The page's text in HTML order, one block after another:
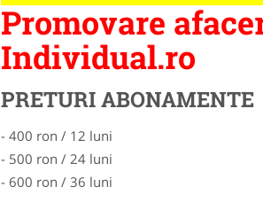
Promovare
Individual.ro
PRETURI ABONAMENTE
- 400 ron / 12 luni
- 500 ron / 24 luni
- 600 ron / 36 luni